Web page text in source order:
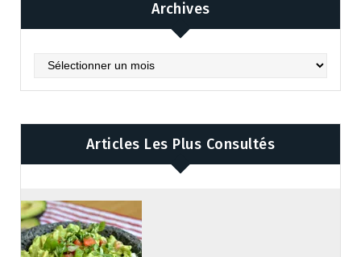
Archives
Archives
Articles Les Plus Consultés